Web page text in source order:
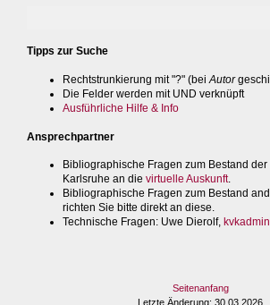
Tipps zur Suche
Rechtstrunkierung mit "?" (bei Autor
Die Felder werden mit UND verknüpft
Ausführliche Hilfe & Info
Ansprechpartner
Bibliographische Fragen zum Bestand der
Karlsruhe an die virtuelle Auskunft.
Bibliographische Fragen zum Bestand
richten Sie bitte direkt an diese.
Technische Fragen: Uwe Dierolf,
Seitenanfang
Letzte Änderung: 30.03.2026